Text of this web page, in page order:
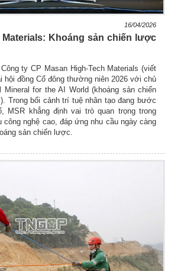
16/04/2026
Materials: Khoáng sản chiến lược
ty CP Masan High-Tech Materials (viết
đồng Cổ đông thường niên 2026 với chủ
Mineral for the AI World (khoáng sản chiến
Trong bối cảnh trí tuệ nhân tạo đang bước
MSR khẳng định vai trò quan trọng trong
công nghệ cao, đáp ứng nhu cầu ngày càng
sản chiến lược.